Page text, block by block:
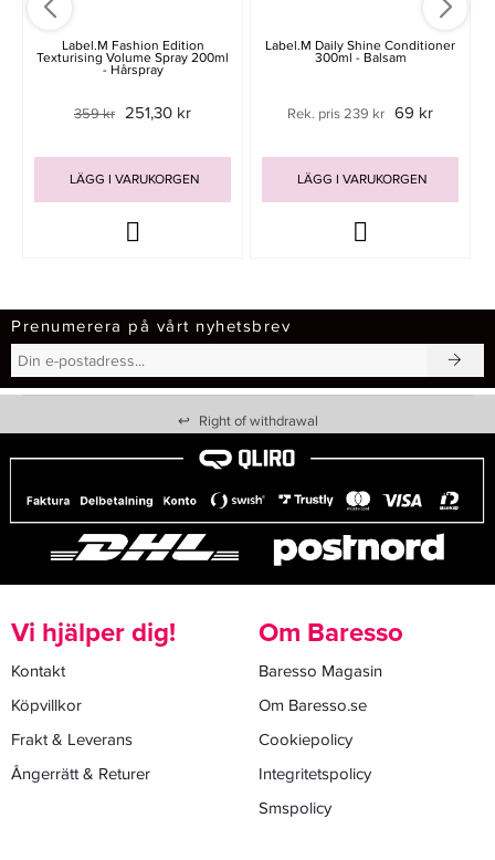
Label.m Fashion Edition
Texturising Volume Spray 200ml
- Hårspray
359 kr 251,30 kr
LÄGG I VARUKORGEN
Label.M Daily Shine Conditioner
300ml - Balsam
Rek. pris 239 kr 69 kr
LÄGG I VARUKORGEN
Prenumerera på vårt nyhetsbrev
↩ Right of withdrawal
Vi hjälper dig!
Kontakt
Köpvillkor
Frakt & Leverans
Ångerrätt & Returer
Om Baresso
Baresso Magasin
Om Baresso.se
Cookiepolicy
Integritetspolicy
Smspolicy